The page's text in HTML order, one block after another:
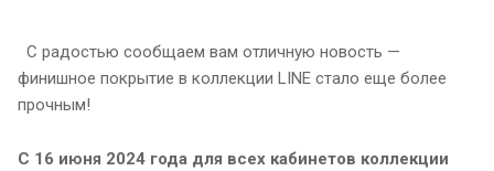
С радостью сообщаем вам отличную новость —
финишное покрытие в коллекции LINE стало еще более
прочным!
С 16 июня 2024 года для всех кабинетов коллекции